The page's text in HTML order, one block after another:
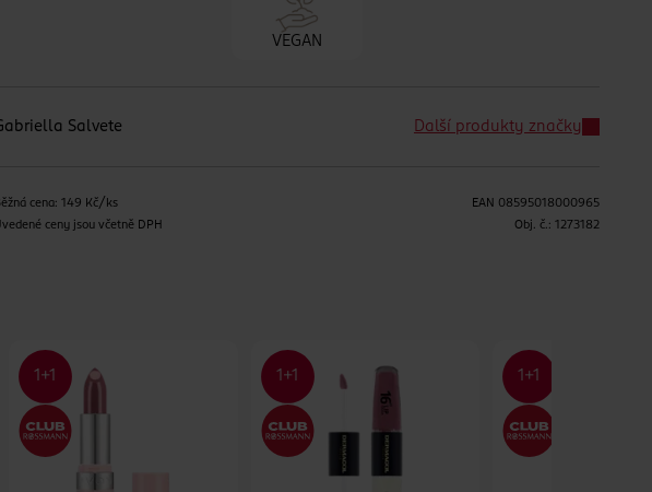
VEGAN
Salvete Další produkty značky
cena: 149 Kč/ks
ceny jsou včetně DPH
EAN 08595018000965
Obj. č.: 1273182